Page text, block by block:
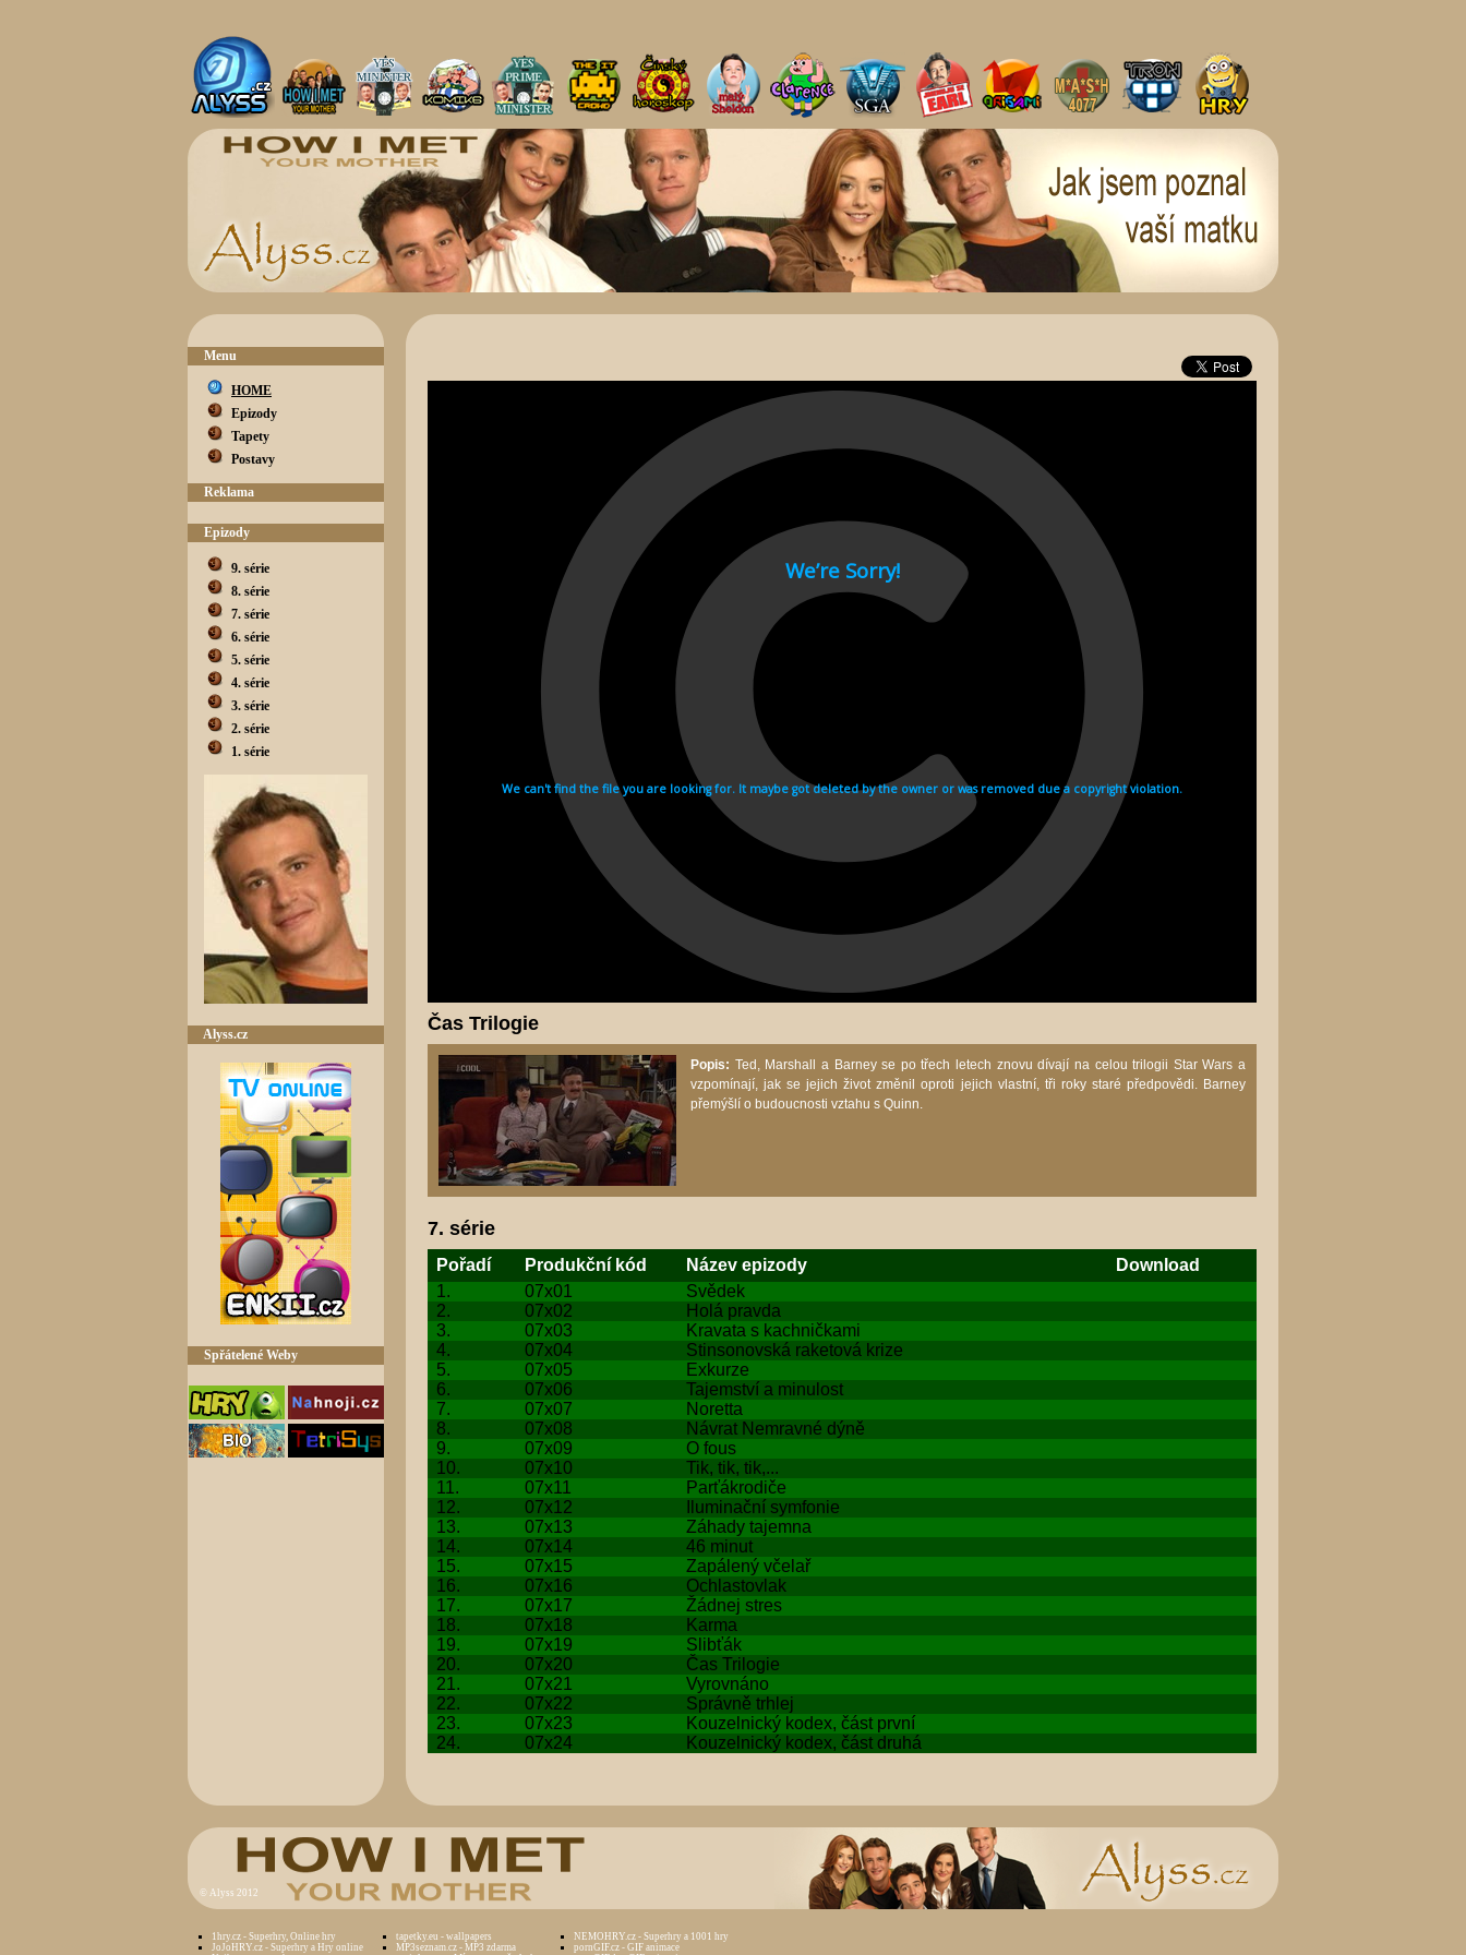
Menu
HOME
Epizody
Tapety
Postavy
Reklama
Epizody
9. série
8. série
7. série
6. série
5. série
4. série
3. série
2. série
1. série
Alyss.cz
Spřátelené Weby
Čas Trilogie
Popis: Ted, Marshall a Barney se po třech letech znovu dívají na celou trilogii Star Wars a
vzpomínají, jak se jejich život změnil oproti jejich vlastní, tři roky staré předpovědi. Barney
přemýšlí o budoucnosti vztahu s Quinn.
7. série
Pořadí Produkční kód Název epizody
Download
1.
07x01
Svědek
2.
07x02
Holá pravda
3.
07x03
Kravata s kachničkami
4.
07x04
Stinsonovská raketová krize
5.
07x05
Exkurze
6.
07x06
Tajemství a minulost
7.
07x07
Noretta
8.
07x08
Návrat Nemravné dýně
9.
07x09
O fous
10.
07x10
Tik, tik, tik,...
11.
07x11
Parťákrodiče
12.
07x12
Iluminační symfonie
13.
07x13
Záhady tajemna
14.
07x14
46 minut
15.
07x15
Zapálený včelař
16.
07x16
Ochlastovlak
17.
07x17
Žádnej stres
18.
07x18
Karma
19.
07x19
Slibťák
20.
07x20
Čas Trilogie
21.
07x21
Vyrovnáno
22.
07x22
Správně trhlej
23.
07x23
Kouzelnický kodex, část první
24.
07x24 Kouzelnický kodex, část druhá
© Alyss 2012
1hry.cz - Superhry, Online hry
JoJoHRY.cz - Superhry a Hry online
tapetky.eu - wallpapers
MP3seznam.cz - MP3 zdarma
NEMOHRY.cz - Superhry a 1001 hry
pornGIF.cz - GIF animace